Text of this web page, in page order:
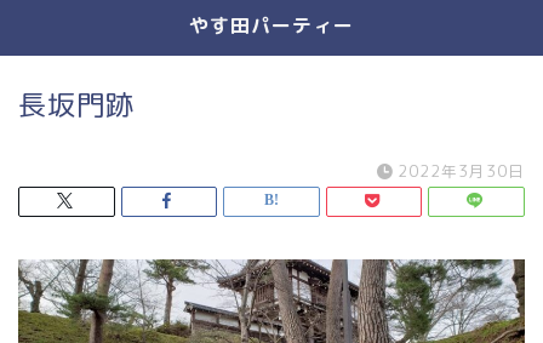
やす田パーティー
長坂門跡
2022年3月30日